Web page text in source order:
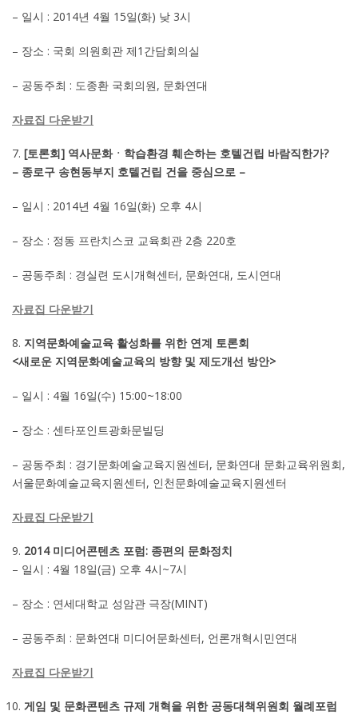
– 일시 : 2014년 4월 15일(화) 낮 3시
– 장소 : 국회 의원회관 제1간담회의실
– 공동주최 : 도종환 국회의원, 문화연대
자료집 다운받기
[토론회] 역사문화ㆍ학습환경 훼손하는 호텔건립 바람직한가?
– 종로구 송현동부지 호텔건립 건을 중심으로 –
– 일시 : 2014년 4월 16일(화) 오후 4시
– 장소 : 정동 프란치스코 교육회관 2층 220호
– 공동주최 : 경실련 도시개혁센터, 문화연대, 도시연대
자료집 다운받기
지역문화예술교육 활성화를 위한 연계 토론회
<새로운 지역문화예술교육의 방향 및 제도개선 방안>
– 일시 : 4월 16일(수) 15:00~18:00
– 장소 : 센타포인트광화문빌딩
– 공동주최 : 경기문화예술교육지원센터, 문화연대 문화교육위원회,
서울문화예술교육지원센터, 인천문화예술교육지원센터
자료집 다운받기
2014 미디어콘텐츠 포럼: 종편의 문화정치
– 일시 : 4월 18일(금) 오후 4시~7시
– 장소 : 연세대학교 성암관 극장(MINT)
– 공동주최 : 문화연대 미디어문화센터, 언론개혁시민연대
자료집 다운받기
게임 및 문화콘텐츠 규제 개혁을 위한 공동대책위원회 월례포럼